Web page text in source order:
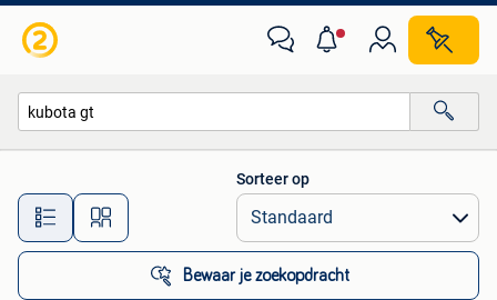
Alle afstanden…
Sorteer op
Bewaar je zoekopdracht